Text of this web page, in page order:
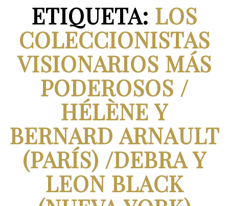
ETIQUETA: LOS
COLECCIONISTAS
VISIONARIOS MÁS
PODEROSOS /
HÉLÈNE Y
BERNARD ARNAULT
(PARÍS) /DEBRA Y
LEON BLACK